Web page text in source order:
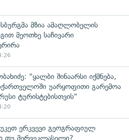
მზია ამაღლობელის
მეოთხე საჩივარი
"ყალბი შინაარსი იქმნება,
უარყოფითი გარემოა
ტურისტებისთვის"
უკეთ ერკვევი გეოგრაფიულ
თუ მერვეკლასელი?